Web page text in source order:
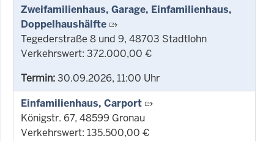
Zweifamilienhaus, Garage, Einfamilienhaus,
Doppelhaushälfte
Tegederstraße 8 und 9, 48703 Stadtlohn
Verkehrswert: 372.000,00 €
Termin:30.09.2026, 11:00 Uhr
Einfamilienhaus, Carport
Königstr. 67, 48599 Gronau
Verkehrswert: 135.500,00 €